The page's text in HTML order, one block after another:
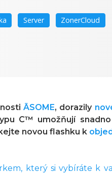
Server ZonerCloud
ĀSOME, dorazily
C™ umožňují
novou flashku k
který si vybíráte k